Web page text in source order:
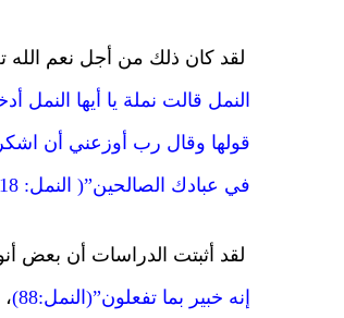
لقد كان ذلك من أجل نعم الله
النمل قالت نملة يا أيها
قولها وقال رب أوزعني أن
في عبادك الصالحين”( النمل: 18ـ19)
لقد أثبتت الدراسات أن بعض
إنه خبير بما تفعلون”(النمل:88)